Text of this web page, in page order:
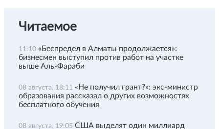
Читаемое
11:10 «Беспредел в Алматы продолжается»:
бизнесмен выступил против работ на участке
выше Аль-Фараби
08 августа, 18:11 «Не получил грант?»: экс-министр
образования рассказал о других возможностях
бесплатного обучения
08 августа, 19:05 США выделят один миллиард